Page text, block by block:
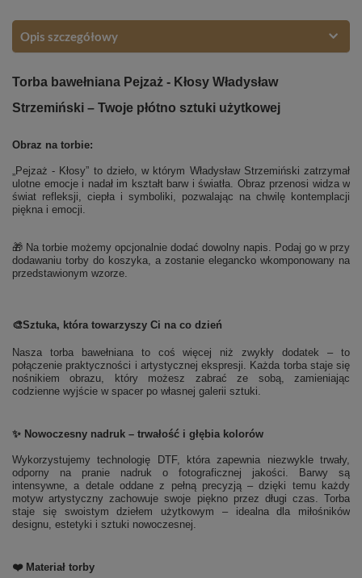
Opis szczegółowy
Torba bawełniana Pejzaż - Kłosy Władysław
Strzemiński – Twoje płótno sztuki użytkowej
Obraz na torbie:
„Pejzaż - Kłosy” to dzieło, w którym Władysław Strzemiński zatrzymał
ulotne emocje i nadał im kształt barw i światła. Obraz przenosi widza w
świat refleksji, ciepła i symboliki, pozwalając na chwilę kontemplacji
piękna i emocji.
🎁 Na torbie możemy opcjonalnie dodać dowolny napis. Podaj go w przy
dodawaniu torby do koszyka, a zostanie elegancko wkomponowany na
przedstawionym wzorze.
🎨Sztuka, która towarzyszy Ci na co dzień
Nasza torba bawełniana to coś więcej niż zwykły dodatek – to
połączenie praktyczności i artystycznej ekspresji. Każda torba staje się
nośnikiem obrazu, który możesz zabrać ze sobą, zamieniając
codzienne wyjście w spacer po własnej galerii sztuki.
✨ Nowoczesny nadruk – trwałość i głębia kolorów
Wykorzystujemy technologię DTF, która zapewnia niezwykle trwały,
odporny na pranie nadruk o fotograficznej jakości. Barwy są
intensywne, a detale oddane z pełną precyzją – dzięki temu każdy
motyw artystyczny zachowuje swoje piękno przez długi czas. Torba
staje się swoistym dziełem użytkowym – idealna dla miłośników
designu, estetyki i sztuki nowoczesnej.
❤️ Materiał torby